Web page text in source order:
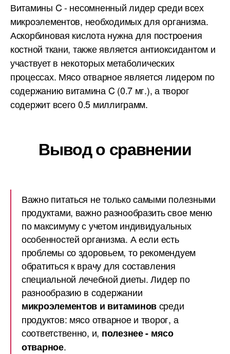
Витамины C - несомненный лидер среди всех
микроэлементов, необходимых для организма.
Аскорбиновая кислота нужна для построения
костной ткани, также является антиоксидантом и
участвует в некоторых метаболических
процессах. Мясо отварное является лидером по
содержанию витамина C (0.7 мг.), а творог
содержит всего 0.5 миллиграмм.
Вывод о сравнении
Важно питаться не только самыми полезными
продуктами, важно разнообразить свое меню
по максимуму с учетом индивидуальных
особенностей организма. А если есть
проблемы со здоровьем, то рекомендуем
обратиться к врачу для составления
специальной лечебной диеты. Лидер по
разнообразию в содержании
микроэлементов и витаминовсреди
продуктов: мясо отварное и творог, а
соответственно, и, полезнее - мясо
отварное.